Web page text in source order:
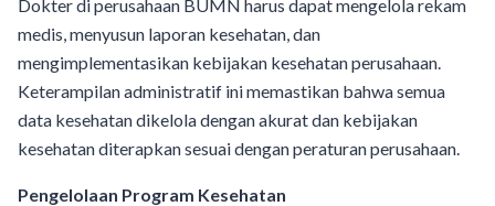
Dokter di perusahaan BUMN harus dapat mengelola rekam
medis, menyusun laporan kesehatan, dan
mengimplementasikan kebijakan kesehatan perusahaan.
Keterampilan administratif ini memastikan bahwa semua
data kesehatan dikelola dengan akurat dan kebijakan
kesehatan diterapkan sesuai dengan peraturan perusahaan.
Pengelolaan Program Kesehatan